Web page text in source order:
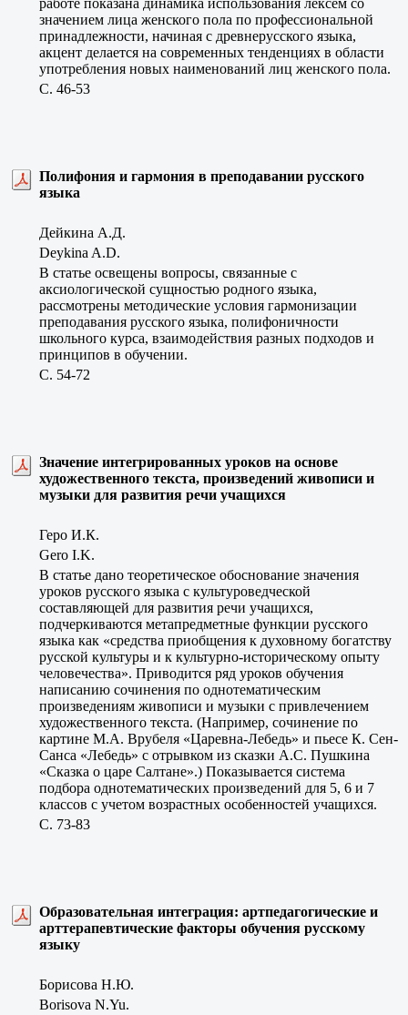
значением лица женского пола по профессиональной
принадлежности, начиная с древнерусского языка,
акцент делается на современных тенденциях в области
употребления новых наименований лиц женского пола.
C. 46-53
Полифония и гармония в преподавании русского
языка
Дейкина А.Д.
Deykina A.D.
В статье освещены вопросы, связанные с
аксиологической сущностью родного языка,
рассмотрены методические условия гармонизации
преподавания русского языка, полифоничности
школьного курса, взаимодействия разных подходов и
принципов в обучении.
C. 54-72
Значение интегрированных уроков на основе
художественного текста, произведений живописи и
музыки для развития речи учащихся
Геро И.К.
Gero I.K.
В статье дано теоретическое обоснование значения
уроков русского языка с культуроведческой
составляющей для развития речи учащихся,
подчеркиваются метапредметные функции русского
языка как «средства приобщения к духовному богатству
русской культуры и к культурно-историческому опыту
человечества». Приводится ряд уроков обучения
написанию сочинения по однотематическим
произведениям живописи и музыки с привлечением
художественного текста. (Например, сочинение по
картине М.А. Врубеля «Царевна-Лебедь» и пьесе К. Сен-
Санса «Лебедь» с отрывком из сказки А.С. Пушкина
«Сказка о царе Салтане».) Показывается система
подбора однотематических произведений для 5, 6 и 7
классов с учетом возрастных особенностей учащихся.
C. 73-83
Образовательная интеграция: артпедагогические и
арттерапевтические факторы обучения русскому
языку
Борисова Н.Ю.
Borisova N.Yu.